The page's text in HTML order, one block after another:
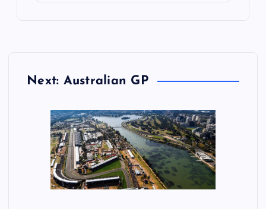
Next: Australian GP